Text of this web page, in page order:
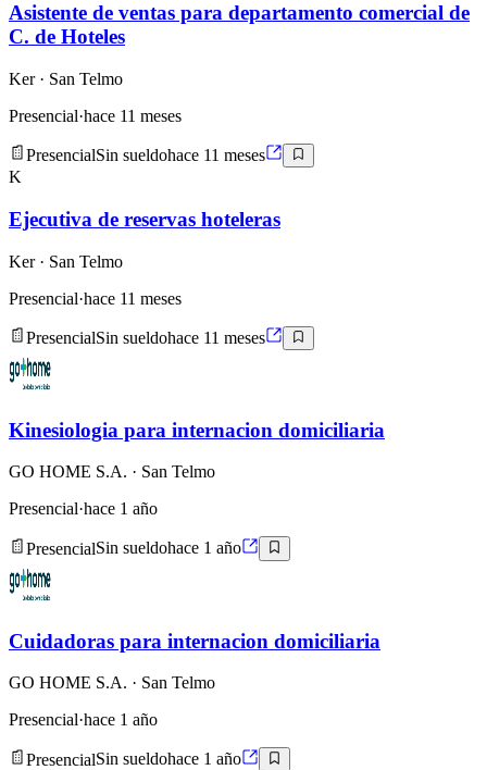
Asistente de ventas para departamento comercial de
C. de Hoteles
Ker· San Telmo
Presencial·hace 11 meses
PresencialSin sueldohace 11 meses
K
Ejecutiva de reservas hoteleras
Ker· San Telmo
Presencial·hace 11 meses
PresencialSin sueldohace 11 meses
Kinesiologia para internacion domiciliaria
GO HOME S.A. · San Telmo
Presencial·hace 1 año
PresencialSin sueldohace 1 año
Cuidadoras para internacion domiciliaria
GO HOME S.A. · San Telmo
Presencial·hace 1 año
PresencialSin sueldohace 1 año